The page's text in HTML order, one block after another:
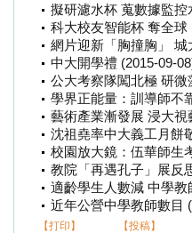
擬研濾水杯 蒐數據監控
科大校友智能杯 奪全球
網片迎新「胸撞胸」 城
中大開學禮 (2015-09-
公大考察隊闖北極 研微
學界正能量：訓導師不
藝術產業漸發展 浸大視
沈祖堯率中大義工月餅
校園放大鏡：伍華師生
教院「再遇孔子」展反
適齡學生人數減 中學教
近年公營中學教師數目
【打印】 【投稿】